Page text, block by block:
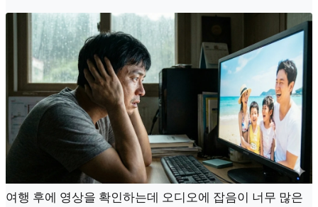
여행 후에 영상을 확인하는데 오디오에 잡음이 너무 많은